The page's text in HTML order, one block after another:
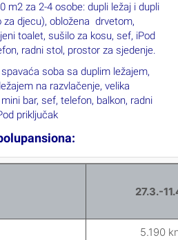
m2 za 2-4 osobe: dupli ležaj i dupli
za djecu), obložena drvetom,
toalet, sušilo za kosu, sef, iPod
radni stol, prostor za sjedenje.
soba sa duplim ležajem,
na razvlačenje, velika
bar, sef, telefon, balkon, radni
priključak
27.3.-
5.190